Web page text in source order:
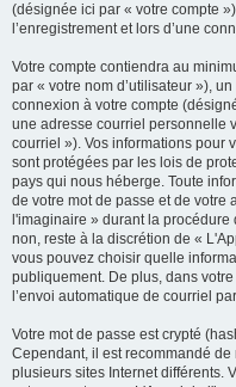
(désignée ici par « votre compte
l’enregistrement et lors d’une
Votre compte contiendra au
par « votre nom d’utilisateur »),
connexion à votre compte
une adresse courriel personnelle
courriel »). Vos informations pour
sont protégées par les lois de
pays qui nous héberge. Toute
de votre mot de passe et de votre
l'imaginaire » durant la procédure
non, reste à la discrétion de «
vous pouvez choisir quelle
publiquement. De plus, dans
l’envoi automatique de courriel
Votre mot de passe est crypté
Cependant, il est recommandé
plusieurs sites Internet différents.